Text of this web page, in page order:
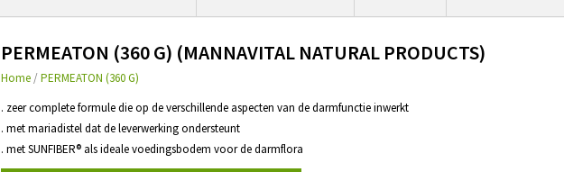
PERMEATON (360 G) (MANNAVITAL NATURAL PRODUCTS)
Home /PERMEATON (360 G)
. zeer complete formule die op de verschillende aspecten van de darmfunctie inwerkt
. met mariadistel dat de leverwerking ondersteunt
. met SUNFIBER® als ideale voedingsbodem voor de darmflora